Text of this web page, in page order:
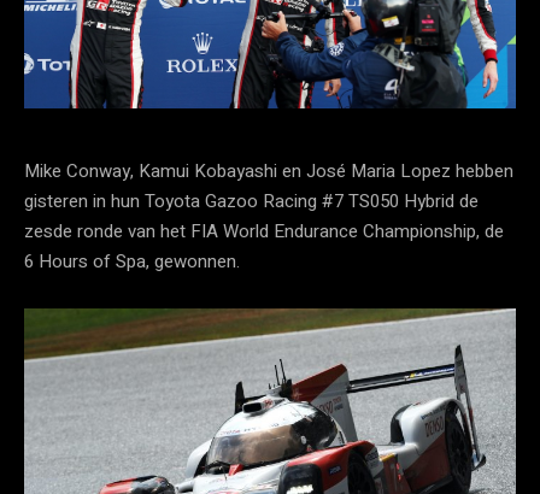
Mike Conway, Kamui Kobayashi en José Maria Lopez hebben
gisteren in hun Toyota Gazoo Racing #7 TS050 Hybrid de
zesde ronde van het FIA World Endurance Championship, de
6 Hours of Spa, gewonnen.